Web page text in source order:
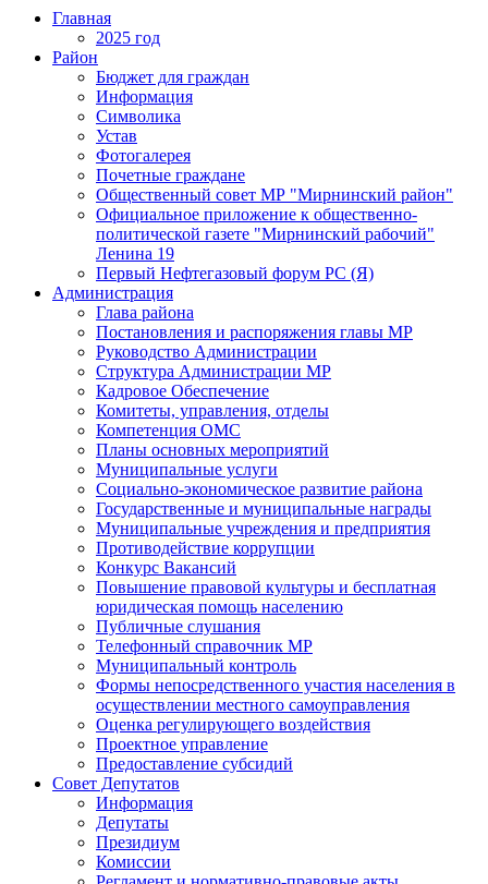
Главная
2025 год
Район
Бюджет для граждан
Информация
Символика
Устав
Фотогалерея
Почетные граждане
Общественный совет МР "Мирнинский район"
Официальное приложение к общественно-
политической газете "Мирнинский рабочий"
Ленина 19
Первый Нефтегазовый форум РС (Я)
Администрация
Глава района
Постановления и распоряжения главы МР
Руководство Администрации
Структура Администрации МР
Кадровое Обеспечение
Комитеты, управления, отделы
Компетенция ОМС
Планы основных мероприятий
Муниципальные услуги
Социально-экономическое развитие района
Государственные и муниципальные награды
Муниципальные учреждения и предприятия
Противодействие коррупции
Конкурс Вакансий
Повышение правовой культуры и бесплатная
юридическая помощь населению
Публичные слушания
Телефонный справочник МР
Муниципальный контроль
Формы непосредственного участия населения в
осуществлении местного самоуправления
Оценка регулирующего воздействия
Проектное управление
Предоставление субсидий
Совет Депутатов
Информация
Депутаты
Президиум
Комиссии